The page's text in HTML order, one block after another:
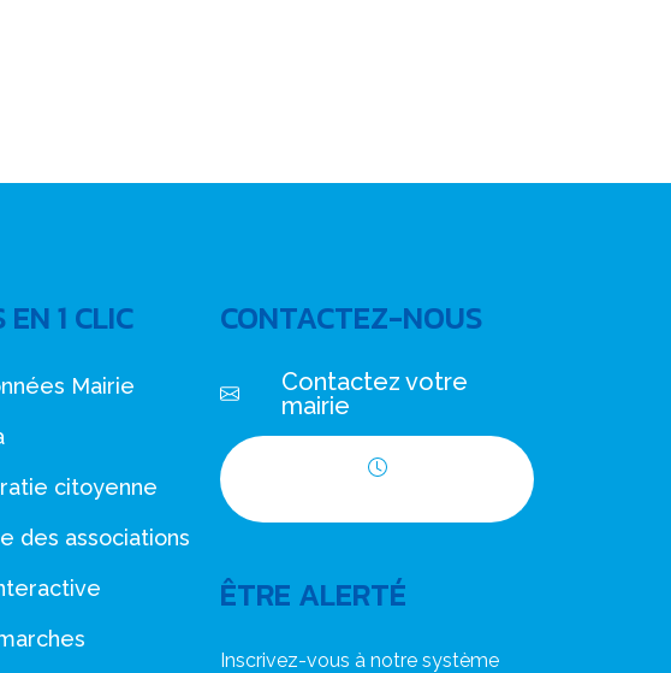
EN 1 CLIC
Mairie
citoyenne
des associations
CONTACTEZ-NOUS
Contactez votre
mairie
ÊTRE ALERTÉ
Inscrivez-vous à notre système